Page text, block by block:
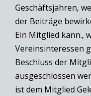
Geschäftsjahren,
der Beiträge
Ein Mitglied kann.,
Vereinsinteressen
Beschluss der
ausgeschlossen
ist dem Mitglied